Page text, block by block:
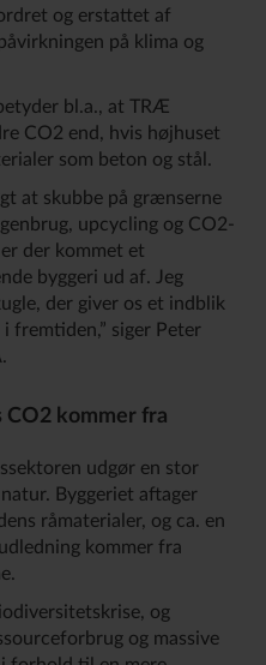
og erstattet af
på klima og
bl.a., at TRÆ
CO2 end, hvis højhuset
som beton og stål.
at skubbe på grænserne
upcycling og CO2-
der kommet et
byggeri ud af. Jeg
der giver os et indblik
fremtiden,” siger Peter
CO2 kommer fra
udgør en stor
Byggeriet aftager
råmaterialer, og ca. en
kommer fra
og
og massive